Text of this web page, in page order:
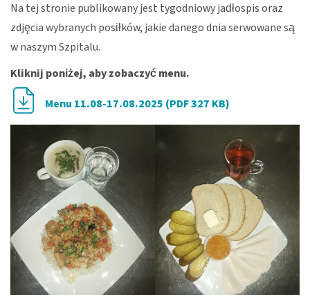
Na tej stronie publikowany jest tygodniowy jadłospis oraz
zdjęcia wybranych posiłków, jakie danego dnia serwowane są
w naszym Szpitalu.
Kliknij poniżej, aby zobaczyć menu.
Menu 11.08-17.08.2025 (PDF 327 KB)